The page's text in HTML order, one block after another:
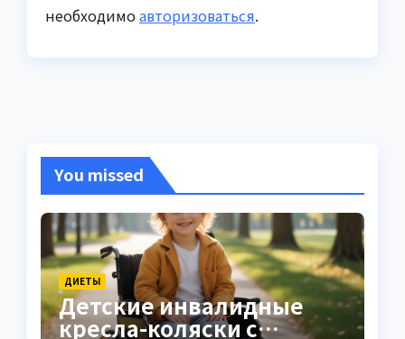
необходимоавторизоваться.
You missed
ДИЕТЫ
Детские инвалидные
кресла-коляски с